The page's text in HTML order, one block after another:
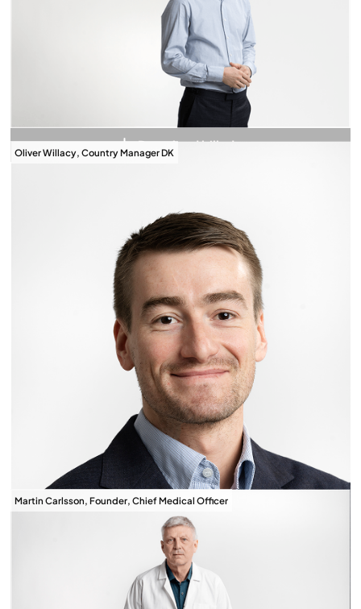
Download billede
Oliver Willacy, Country Manager DK
Martin Carlsson, Founder, Chief Medical Officer